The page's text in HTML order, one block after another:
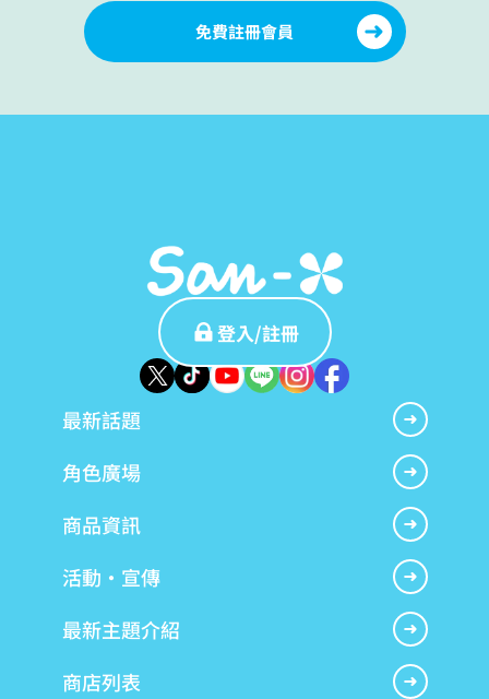
免費註冊會員
登入/註冊
最新話題
角色廣場
商品資訊
活動・宣傳
最新主題介紹
商店列表